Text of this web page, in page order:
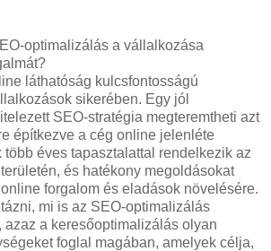
optimalizálás a vállalkozása
láthatóság kulcsfontosságú
sikerében. Egy jól
SEO-stratégia megteremtheti azt
építkezve a cég online jelenléte
éves tapasztalattal rendelkezik az
és hatékony megoldásokat
forgalom és eladások növelésére.
mi is az SEO-optimalizálás
azaz a keresőoptimalizálás olyan
foglal magában, amelyek célja,